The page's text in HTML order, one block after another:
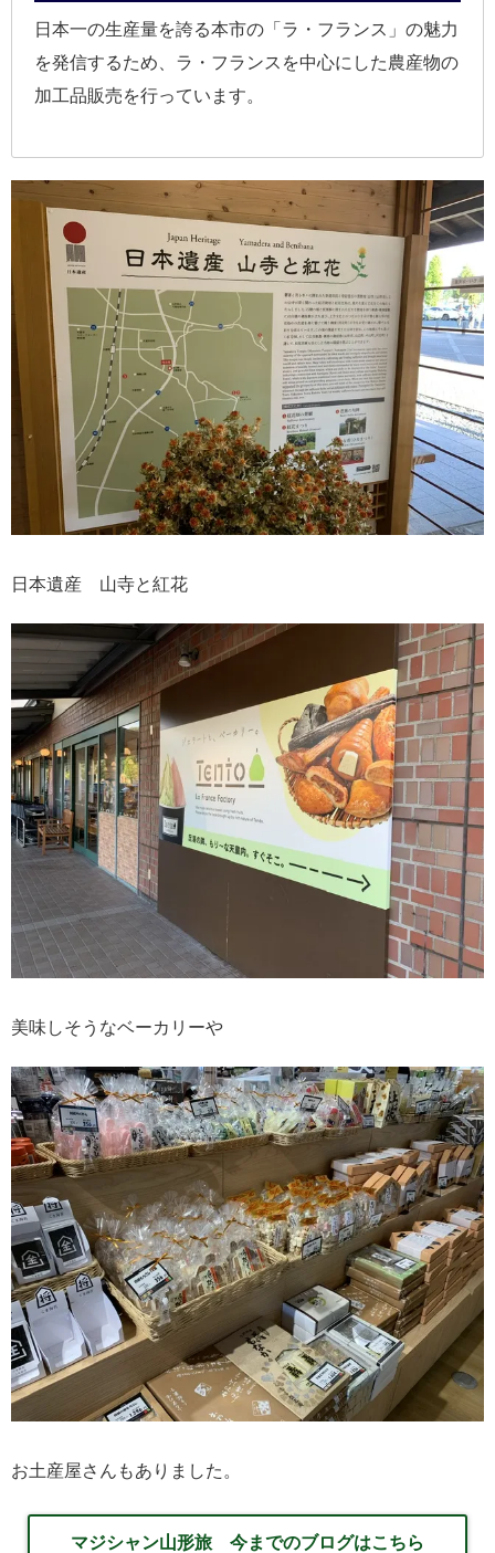
日本一の生産量を誇る本市の「ラ・フランス」の魅力
を発信するため、ラ・フランスを中心にした農産物の
加工品販売を行っています。
日本遺産 山寺と紅花
美味しそうなベーカリーや
お土産屋さんもありました。
マジシャン山形旅 今までのブログはこちら